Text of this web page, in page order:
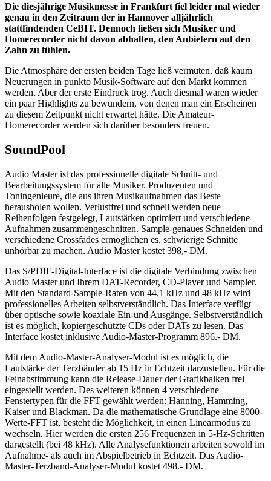
Die diesjährige Musikmesse in Frankfurt fiel leider mal wieder
genau in den Zeitraum der in Hannover alljährlich
stattfindenden CeBIT. Dennoch ließen sich Musiker und
Homerecorder nicht davon abhalten, den Anbietern auf den
Zahn zu fühlen.
Die Atmosphäre der ersten beiden Tage ließ vermuten. daß kaum
Neuerungen in punkto Musik-Software auf den Markt kommen
werden. Aber der erste Eindruck trog. Auch diesmal waren wieder
ein paar Highlights zu bewundern, von denen man ein Erscheinen
zu diesem Zeitpunkt nicht erwartet hätte. Die Amateur-
Homerecorder werden sich darüber besonders freuen.
SoundPool
Audio Master ist das professionelle digitale Schnitt- und
Bearbeitungssystem für alle Musiker. Produzenten und
Toningenieure, die aus ihren Musikaufnahmen das Beste
herausholen wollen. Verlustfrei und schnell werden neue
Reihenfolgen festgelegt, Lautstärken optimiert und verschiedene
Aufnahmen zusammengeschnitten. Sample-genaues Schneiden und
verschiedene Crossfades ermöglichen es, schwierige Schnitte
unhörbar zu machen. Audio Master kostet 398,- DM.
Das S/PDIF-Digital-Interface ist die digitale Verbindung zwischen
Audio Master und Ihrem DAT-Recorder, CD-Player und Sampler.
Mit den Standard-Sample-Raten von 44.1 kHz und 48 kHz wird
professionelles Arbeiten selbstverständlich. Das Interface verfügt
über optische sowie koaxiale Ein-und Ausgänge. Selbstverständlich
ist es möglich, kopiergeschützte CDs oder DATs zu lesen. Das
Interface kostet inklusive Audio-Master-Programm 896.- DM.
Mit dem Audio-Master-Analyser-Modul ist es möglich, die
Lautstärke der Terzbänder ab 15 Hz in Echtzeit darzustellen. Für die
Feinabstimmung kann die Release-Dauer der Grafikbalken frei
eingestellt werden. Des weiteren können 4 verschiedene
Fenstertypen für die FFT gewählt werden: Hanning, Hamming,
Kaiser und Blackman. Da die mathematische Grundlage eine 8000-
Werte-FFT ist, besteht die Möglichkeit, in einen Linearmodus zu
wechseln. Hier werden die ersten 256 Frequenzen in 5-Hz-Schritten
dargestellt (bei 48 kHz). Alle Analysefunktionen arbeiten sowohl im
Aufnahme- als auch im Abspielbetrieb in Echtzeit. Das Audio-
Master-Terzband-Analyser-Modul kostet 498.- DM.